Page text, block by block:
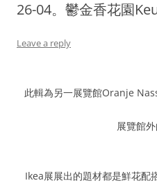
26-04。鬱金香花園
Leave a reply
此輯為另一展覽館Oranje
展覽館外
Ikea展展出的題材都是鮮花配